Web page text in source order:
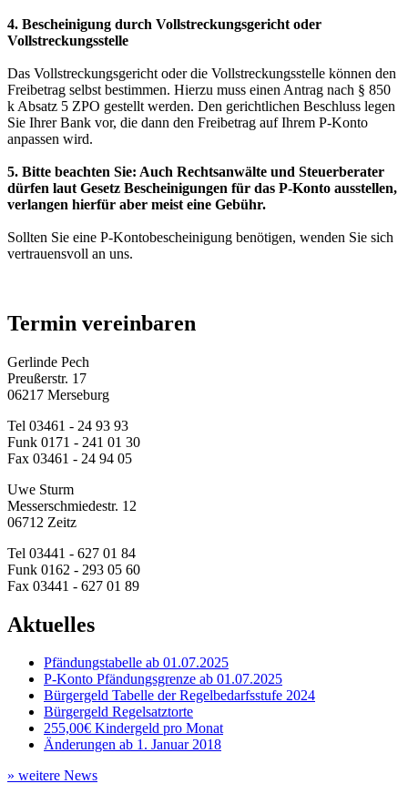
4. Bescheinigung durch Vollstreckungsgericht oder
Vollstreckungsstelle
Das Vollstreckungsgericht oder die Vollstreckungsstelle können den
Freibetrag selbst bestimmen. Hierzu muss einen Antrag nach § 850
k Absatz 5 ZPO gestellt werden. Den gerichtlichen Beschluss legen
Sie Ihrer Bank vor, die dann den Freibetrag auf Ihrem P-Konto
anpassen wird.
5. Bitte beachten Sie: Auch Rechtsanwälte und Steuerberater
dürfen laut Gesetz Bescheinigungen für das P-Konto ausstellen,
verlangen hierfür aber meist eine Gebühr.
Sollten Sie eine P-Kontobescheinigung benötigen, wenden Sie sich
vertrauensvoll an uns.
Termin vereinbaren
Gerlinde Pech
Preußerstr. 17
06217 Merseburg
Tel 03461 - 24 93 93
Funk 0171 - 241 01 30
Fax 03461 - 24 94 05
Uwe Sturm
Messerschmiedestr. 12
06712 Zeitz
Tel 03441 - 627 01 84
Funk 0162 - 293 05 60
Fax 03441 - 627 01 89
Aktuelles
Pfändungstabelle ab 01.07.2025
P-Konto Pfändungsgrenze ab 01.07.2025
Bürgergeld Tabelle der Regelbedarfsstufe 2024
Bürgergeld Regelsatztorte
255,00€ Kindergeld pro Monat
Änderungen ab 1. Januar 2018
» weitere News